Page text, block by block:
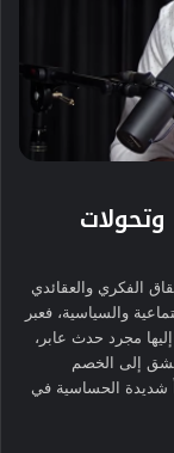
الفكري والعقائدي
والسياسية، فعبر
مجرد حدث عابر،
إلى الخصم
شديدة الحساسية في